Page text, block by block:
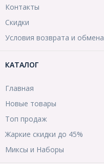
Контакты
Скидки
Условия возврата и обмена
КАТАЛОГ
Главная
Новые товары
Топ продаж
Жаркие скидки до 45%
Миксы и Наборы